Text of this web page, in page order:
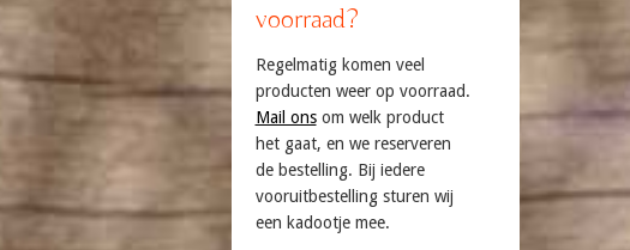
voorraad?
Regelmatig komen veel
producten weer op voorraad.
Mail onsom welk product
het gaat, en we reserveren
de bestelling. Bij iedere
vooruitbestelling sturen wij
een kadootje mee.